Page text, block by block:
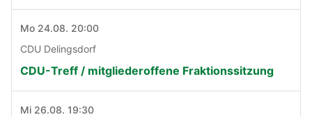
Mo 24.08. 20:00
CDU Delingsdorf
CDU-Treff / mitgliederoffene Fraktionssitzung
Mi 26.08. 19:30